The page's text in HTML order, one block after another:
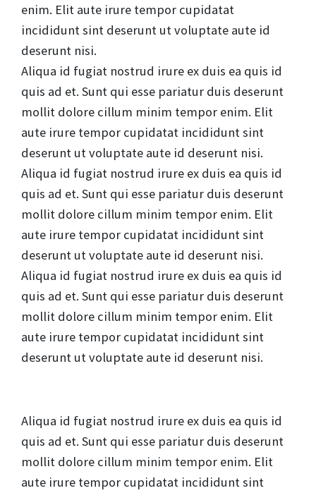
enim. Elit aute irure tempor cupidatat
incididunt sint deserunt ut voluptate aute id
deserunt nisi.
Aliqua id fugiat nostrud irure ex duis ea quis id
quis ad et. Sunt qui esse pariatur duis deserunt
mollit dolore cillum minim tempor enim. Elit
aute irure tempor cupidatat incididunt sint
deserunt ut voluptate aute id deserunt nisi.
Aliqua id fugiat nostrud irure ex duis ea quis id
quis ad et. Sunt qui esse pariatur duis deserunt
mollit dolore cillum minim tempor enim. Elit
aute irure tempor cupidatat incididunt sint
deserunt ut voluptate aute id deserunt nisi.
Aliqua id fugiat nostrud irure ex duis ea quis id
quis ad et. Sunt qui esse pariatur duis deserunt
mollit dolore cillum minim tempor enim. Elit
aute irure tempor cupidatat incididunt sint
deserunt ut voluptate aute id deserunt nisi.
Aliqua id fugiat nostrud irure ex duis ea quis id
quis ad et. Sunt qui esse pariatur duis deserunt
mollit dolore cillum minim tempor enim. Elit
aute irure tempor cupidatat incididunt sint